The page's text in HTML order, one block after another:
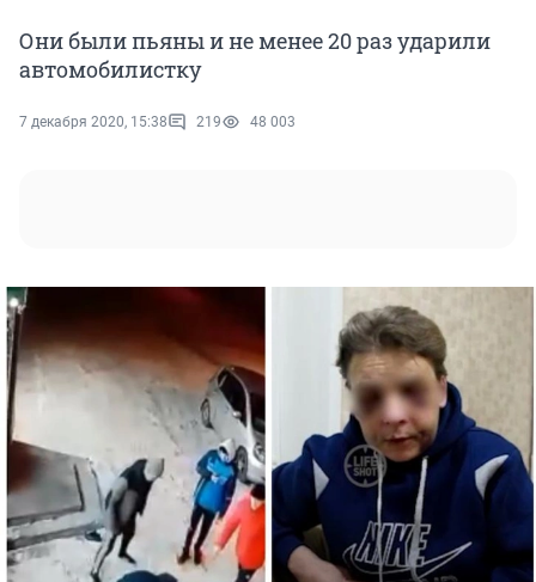
Они были пьяны и не менее 20 раз ударили
автомобилистку
7 декабря 2020, 15:38 219 48 003